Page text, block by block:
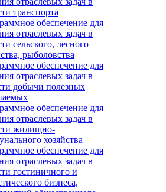
транспорта
обеспечение для
отраслевых задач в
сельского, лесного
рыболовства
обеспечение для
отраслевых задач в
добычи полезных
обеспечение для
отраслевых задач в
жилищно-
хозяйства
обеспечение для
отраслевых задач в
гостиничного и
бизнеса,